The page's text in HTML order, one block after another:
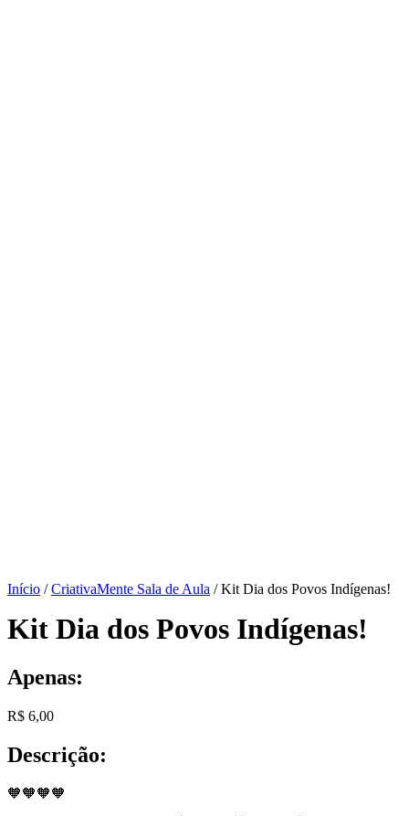
Início /CriativaMente Sala de Aula / Kit Dia dos Povos Indígenas!
Kit Dia dos Povos Indígenas!
Apenas:
R$ 6,00
Descrição:
🧡🧡🧡🧡